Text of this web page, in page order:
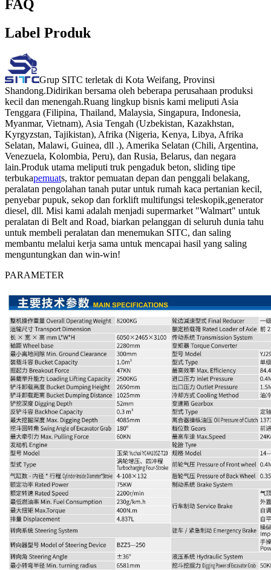
FAQ
Label Produk
Grup SITC terletak di Kota Weifang, Provinsi
Shandong.Didirikan bersama oleh beberapa perusahaan produksi
kecil dan menengah.Ruang lingkup bisnis kami meliputi Asia
Tenggara (Filipina, Thailand, Malaysia, Singapura, Indonesia,
Myanmar, Vietnam), Asia Tengah (Uzbekistan, Kazakhstan,
Kyrgyzstan, Tajikistan), Afrika (Nigeria, Kenya, Libya, Afrika
Selatan, Malawi, Guinea, dll .), Amerika Selatan (Chili, Argentina,
Venezuela, Kolombia, Peru), dan Rusia, Belarus, dan negara
lain.Produk utama meliputi truk pengaduk beton, sliding tipe
terbukapemuats, traktor pemuatan depan dan penggali belakang,
peralatan pengolahan tanah putar untuk rumah kaca pertanian kecil,
penyebar pupuk, sekop dan forklift multifungsi teleskopik,generator
diesel, dll. Misi kami adalah menjadi supermarket "Walmart" untuk
peralatan di Belt and Road, biarkan pelanggan di seluruh dunia tahu
untuk membeli peralatan dan menemukan SITC, dan saling
membantu melalui kerja sama untuk mencapai hasil yang saling
menguntungkan dan win-win!
PARAMETER